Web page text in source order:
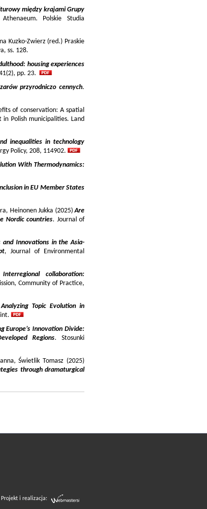
między krajami Grupy
Polskie Studia
Kuzko-Zwierz (red.) Praskie
ss. 128.
housing experiences
pp. 23.
przyrodniczo cennych.
of conservation: A spatial
Polish municipalities. Land
inequalities in technology
Policy, 208, 114902.
With Thermodynamics:
in EU Member States
Heinonen Jukka (2025)Are
Nordic countries. Journal of
and Innovations in the Asia-
, Journal of Environmental
collaboration:
Community of Practice,
Topic Evolution in
Europe’s Innovation Divide:
Regions. Stosunki
Świetlik Tomasz (2025)
through dramaturgical
Projekt i realizacja: